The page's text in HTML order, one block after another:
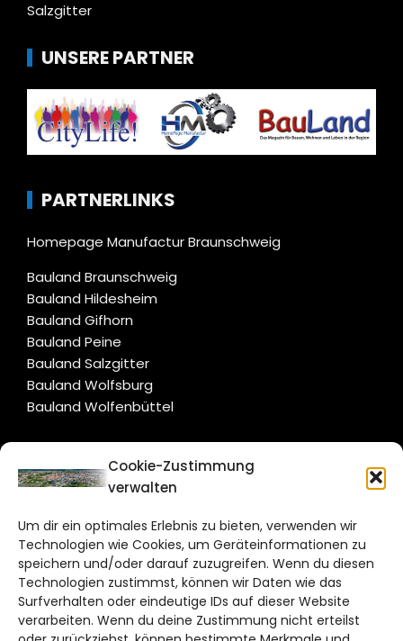
Cookie-Zustimmung
verwalten
Um dir ein optimales Erlebnis zu bieten, verwenden wir
Technologien wie Cookies, um Geräteinformationen zu
speichern und/oder darauf zuzugreifen. Wenn du diesen
Technologien zustimmst, können wir Daten wie das
Surfverhalten oder eindeutige IDs auf dieser Website
verarbeiten. Wenn du deine Zustimmung nicht erteilst
Salzgitter
UNSERE PARTNER
PARTNERLINKS
Homepage Manufactur Braunschweig
Bauland Braunschweig
Bauland Hildesheim
Bauland Gifhorn
Bauland Peine
Bauland Salzgitter
Bauland Wolfsburg
Bauland Wolfenbüttel
CITYLIFE!
Bruchtorwall 12
38100 Braunschweig
Telefon: 0531 387220 – 65